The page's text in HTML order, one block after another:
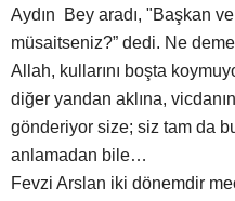
Aydın Bey aradı, "Başkan
müsaitseniz?” dedi. Ne
Allah, kullarını boşta
diğer yandan aklına,
gönderiyor size; siz tam da
anlamadan bile…
Fevzi Arslan iki dönemdir